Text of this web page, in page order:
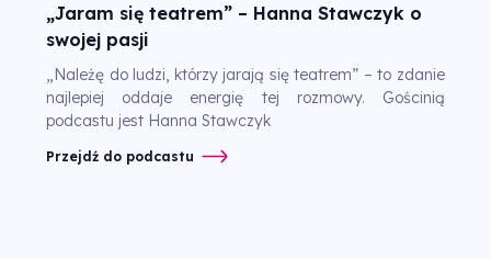
„Jaram się teatrem” – Hanna Stawczyk o
swojej pasji
„Należę do ludzi, którzy jarają się teatrem” – to zdanie
najlepiej oddaje energię tej rozmowy. Gościnią
podcastu jest Hanna Stawczyk
Przejdź do podcastu